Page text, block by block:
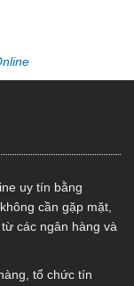
uy tín bằng
cần gặp mặt,
các ngân hàng và
tổ chức tín